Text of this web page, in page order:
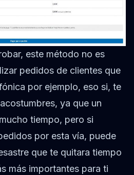
este método no es
pedidos de clientes que
por ejemplo, eso si, te
ya que un
tiempo, pero si
por esta vía, puede
que te quitara tiempo
más importantes para ti